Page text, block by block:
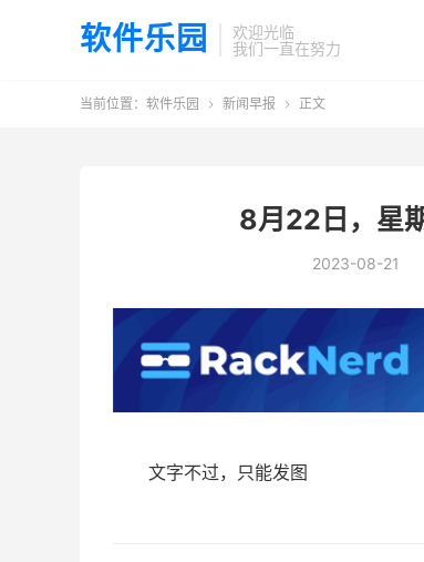
软件乐园
欢迎光临
我们一直在努力
当前位置： 软件乐园  新闻早报  正文
8月22日，星
2023-08-21
文字不过，只能发图